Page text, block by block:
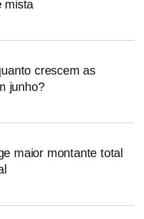
mista
crescem as
junho?
maior montante total